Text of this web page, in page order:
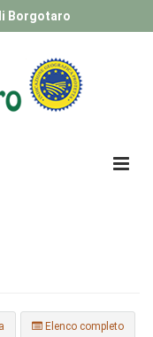
Borgotaro
Elenco completo